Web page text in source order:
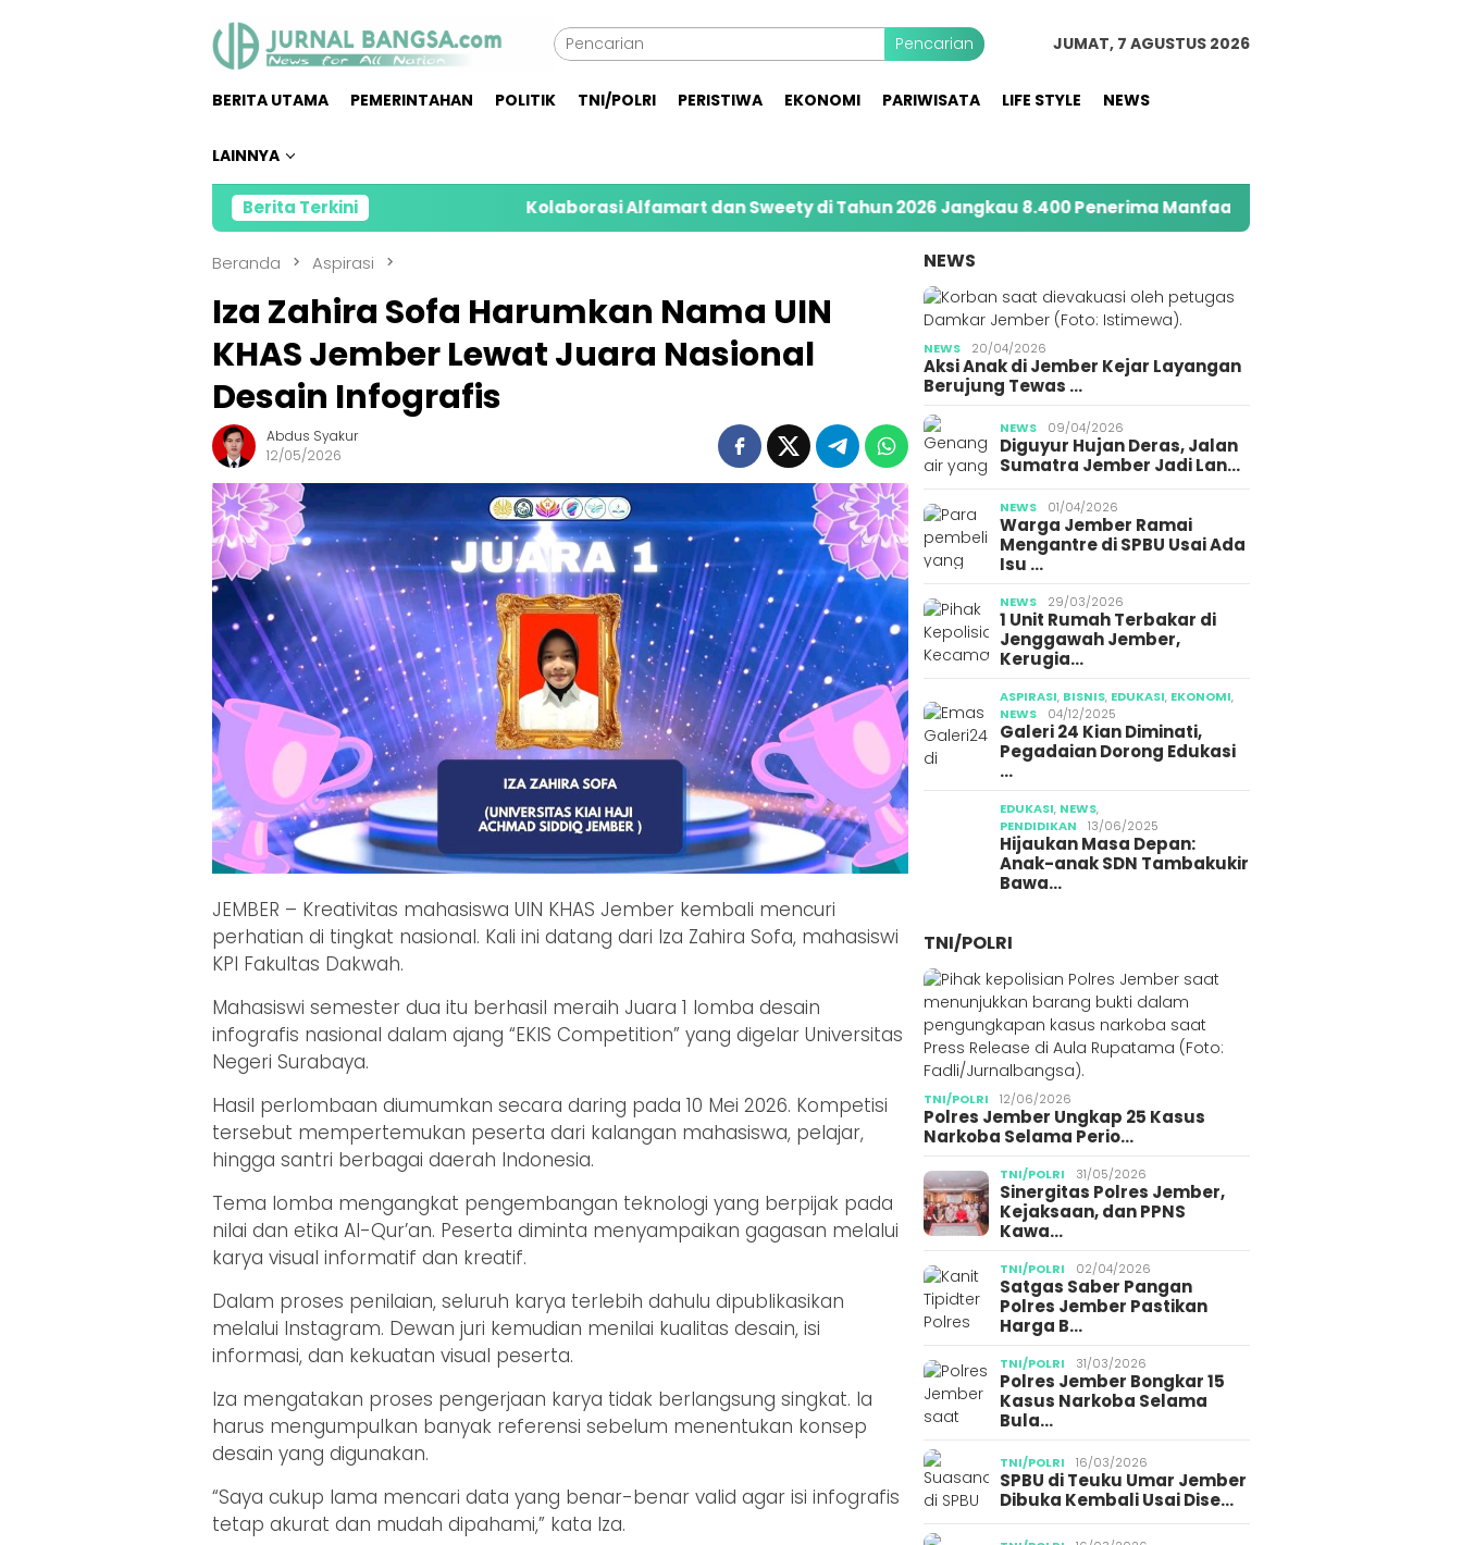
Pencarian JUMAT, 7 AGUSTUS 2026
BERITA UTAMA PEMERINTAHAN POLITIK TNI/POLRI PERISTIWA EKONOMI PARIWISATA LIFE STYLE NEWS
LAINNYA
Berita Terkini Kolaborasi Alfamart dan Sweety di Tahun 2026 Jangkau 8.400 Penerima Manfaat melalui Program Sahabat Posyandu
Beranda Aspirasi
Iza Zahira Sofa Harumkan Nama UIN
KHAS Jember Lewat Juara Nasional
Desain Infografis
Abdus Syakur
12/05/2026
JEMBER – Kreativitas mahasiswa UIN KHAS Jember kembali mencuri
perhatian di tingkat nasional. Kali ini datang dari Iza Zahira Sofa, mahasiswi
KPI Fakultas Dakwah.
Mahasiswi semester dua itu berhasil meraih Juara 1 lomba desain
infografis nasional dalam ajang “EKIS Competition” yang digelar Universitas
Negeri Surabaya.
Hasil perlombaan diumumkan secara daring pada 10 Mei 2026. Kompetisi
tersebut mempertemukan peserta dari kalangan mahasiswa, pelajar,
hingga santri berbagai daerah Indonesia.
Tema lomba mengangkat pengembangan teknologi yang berpijak pada
nilai dan etika Al-Qur’an. Peserta diminta menyampaikan gagasan melalui
karya visual informatif dan kreatif.
Dalam proses penilaian, seluruh karya terlebih dahulu dipublikasikan
melalui Instagram. Dewan juri kemudian menilai kualitas desain, isi
informasi, dan kekuatan visual peserta.
Iza mengatakan proses pengerjaan karya tidak berlangsung singkat. Ia
harus mengumpulkan banyak referensi sebelum menentukan konsep
desain yang digunakan.
“Saya cukup lama mencari data yang benar-benar valid agar isi infografis
tetap akurat dan mudah dipahami,” kata Iza.
NEWS
NEWS 20/04/2026
Aksi Anak di Jember Kejar Layangan
Berujung Tewas …
NEWS 09/04/2026
Diguyur Hujan Deras, Jalan
Sumatra Jember Jadi Lan…
NEWS 01/04/2026
Warga Jember Ramai
Mengantre di SPBU Usai Ada
Isu …
NEWS 29/03/2026
1 Unit Rumah Terbakar di
Jenggawah Jember,
Kerugia…
ASPIRASI, BISNIS, EDUKASI, EKONOMI,
NEWS
04/12/2025
Galeri 24 Kian Diminati,
Pegadaian Dorong Edukasi
…
EDUKASI, NEWS,
PENDIDIKAN
13/06/2025
Hijaukan Masa Depan:
Anak-anak SDN Tambakukir
Bawa…
TNI/POLRI
TNI/POLRI 12/06/2026
Polres Jember Ungkap 25 Kasus
Narkoba Selama Perio…
TNI/POLRI 31/05/2026
Sinergitas Polres Jember,
Kejaksaan, dan PPNS
Kawa…
TNI/POLRI 02/04/2026
Satgas Saber Pangan
Polres Jember Pastikan
Harga B…
TNI/POLRI 31/03/2026
Polres Jember Bongkar 15
Kasus Narkoba Selama
Bula…
TNI/POLRI 16/03/2026
SPBU di Teuku Umar Jember
Dibuka Kembali Usai Dise…